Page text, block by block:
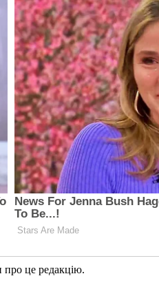
про це редакцію.